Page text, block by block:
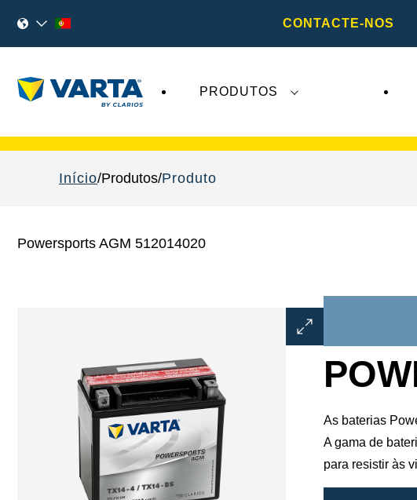
CONTACTE-NOS
PRODUTOS
Início Produtos Produto
Powersports AGM 512014020
Abrir
diálogo
imagem
As baterias
A gama de
para resistir às